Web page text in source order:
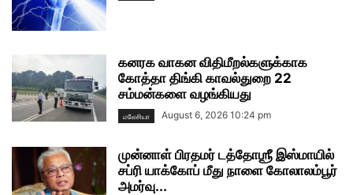
கனரக வாகன விதிமீறல்களுக்காக
கோத்தா திங்கி காவல்துறை 22
சம்மன்களை வழங்கியது
மலேசியா August 6, 2026 10:24 pm
முன்னாள் பிரதமர் டத்தோஶ்ரீ இஸ்மாயில்
சப்ரி யாக்கோப் மீது நாளை கோலாலம்பூர்
அமர்வு...